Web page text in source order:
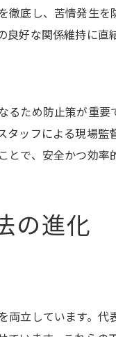
底し、苦情発生
好な関係維持に直
ため防止策が重
ッフによる現場
で、安全かつ効率
の進化
立しています。